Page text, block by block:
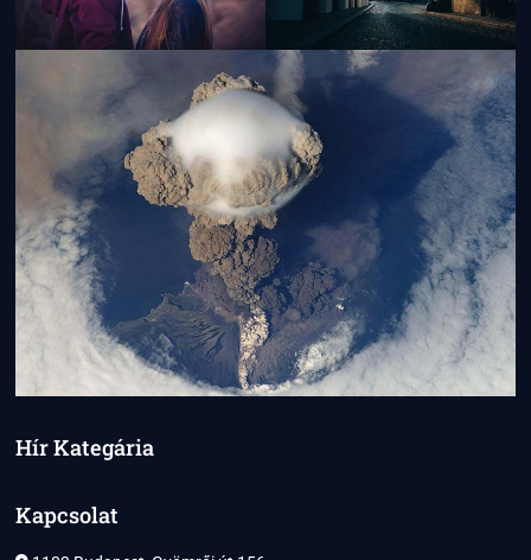
Hír Kategária
Kapcsolat